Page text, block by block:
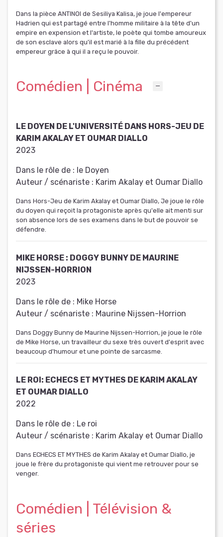
Dans la pièce ANTINOI de Sesiliya Kalisa, je joue l'empereur
Hadrien qui est partagé entre l'homme militaire à la tête d'un
empire en expension et l'artiste, le poète qui tombe amoureux
de son esclave alors qu'il est marié à la fille du précédent
empereur grâce à qui il a reçu le pouvoir.
Comédien | Cinéma
LE DOYEN DE L'UNIVERSITÉ DANS HORS-JEU DE
KARIM AKALAY ET OUMAR DIALLO
2023
Dans le rôle de : le Doyen
Auteur / scénariste : Karim Akalay et Oumar Diallo
Dans Hors-Jeu de Karim Akalay et Oumar Diallo, Je joue le rôle
du doyen qui reçoit la protagoniste après qu'elle ait menti sur
son absence lors de ses examens dans le but de pouvoir se
défendre.
MIKE HORSE : DOGGY BUNNY DE MAURINE
NIJSSEN-HORRION
2023
Dans le rôle de : Mike Horse
Auteur / scénariste : Maurine Nijssen-Horrion
Dans Doggy Bunny de Maurine Nijssen-Horrion, je joue le rôle
de Mike Horse, un travailleur du sexe très ouvert d'esprit avec
beaucoup d'humour et une pointe de sarcasme.
LE ROI: ECHECS ET MYTHES DE KARIM AKALAY
ET OUMAR DIALLO
2022
Dans le rôle de : Le roi
Auteur / scénariste : Karim Akalay et Oumar Diallo
Dans ECHECS ET MYTHES de Karim Akalay et Oumar Diallo, je
joue le frère du protagoniste qui vient me retrouver pour se
venger.
Comédien | Télévision &
séries